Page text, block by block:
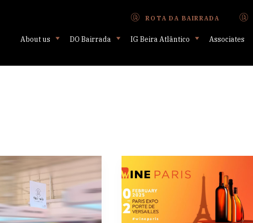
ROTA DA BAIRRADA
About us DO Bairrada IG Beira Atlântico Associates